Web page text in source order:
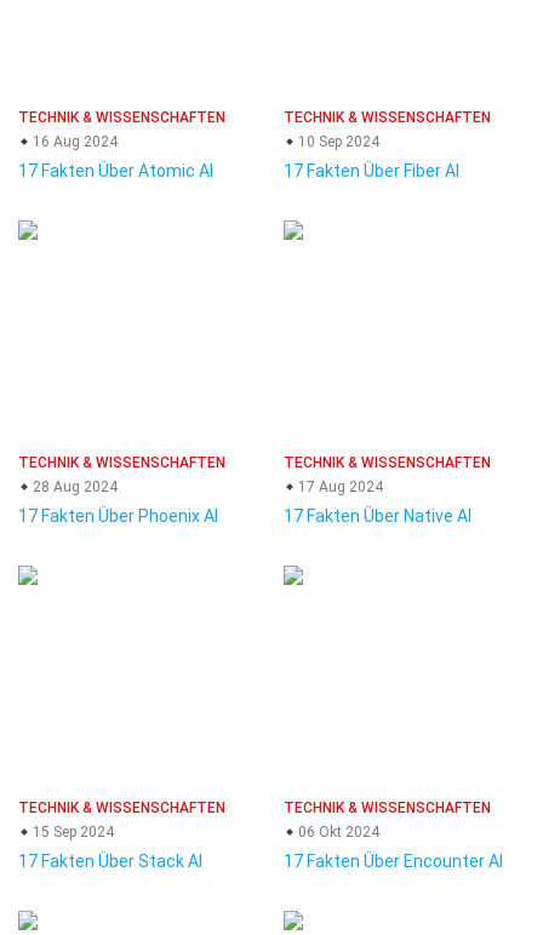
TECHNIK & WISSENSCHAFTEN
16 Aug 2024
17 Fakten Über Atomic AI
TECHNIK & WISSENSCHAFTEN
10 Sep 2024
17 Fakten Über Fiber AI
TECHNIK & WISSENSCHAFTEN
28 Aug 2024
17 Fakten Über Phoenix AI
TECHNIK & WISSENSCHAFTEN
17 Aug 2024
17 Fakten Über Native AI
TECHNIK & WISSENSCHAFTEN
15 Sep 2024
17 Fakten Über Stack AI
TECHNIK & WISSENSCHAFTEN
06 Okt 2024
17 Fakten Über Encounter AI